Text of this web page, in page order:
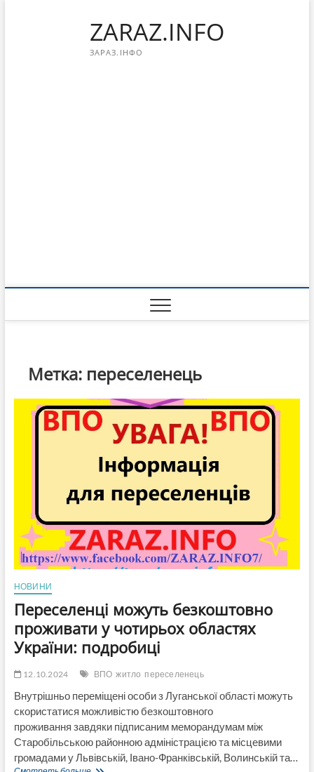
ZARAZ.INFO
ЗАРАЗ.ІНФО
Метка: переселенець
НОВИНИ
Переселенці можуть безкоштовно
проживати у чотирьох областях
України: подробиці
12.10.2024 ВПО житло переселенець
Внутрішньо переміщені особи з Луганської області можуть
скористатися можливістю безкоштовного
проживання завдяки підписаним меморандумам між
Старобільською районною адміністрацією та місцевими
громадами у Львівській, Івано-Франківській, Волинській та…